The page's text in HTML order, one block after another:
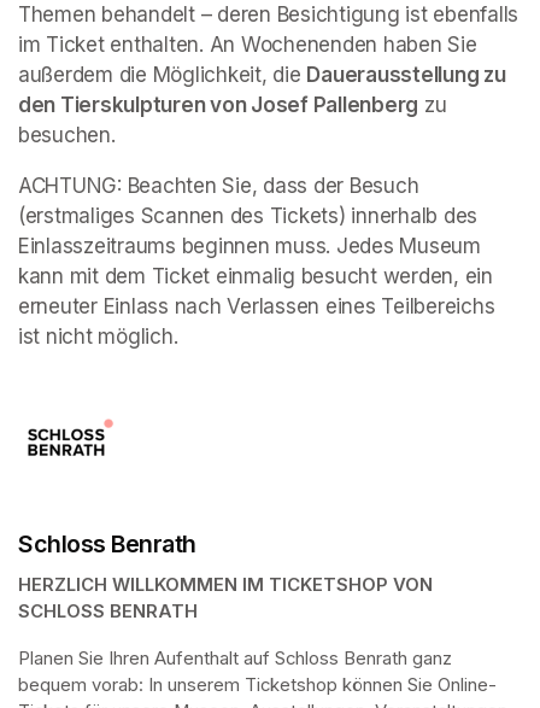
Themen behandelt – deren Besichtigung ist ebenfalls
im Ticket enthalten. An Wochenenden haben Sie
außerdem die Möglichkeit, die Dauerausstellung zu
den Tierskulpturen von Josef Pallenberg zu
besuchen.
ACHTUNG: Beachten Sie, dass der Besuch
(erstmaliges Scannen des Tickets) innerhalb des
Einlasszeitraums beginnen muss. Jedes Museum
kann mit dem Ticket einmalig besucht werden, ein
erneuter Einlass nach Verlassen eines Teilbereichs
ist nicht möglich.
Schloss Benrath
HERZLICH WILLKOMMEN IM TICKETSHOP VON
SCHLOSS BENRATH
Planen Sie Ihren Aufenthalt auf Schloss Benrath ganz
bequem vorab: In unserem Ticketshop können Sie Online-